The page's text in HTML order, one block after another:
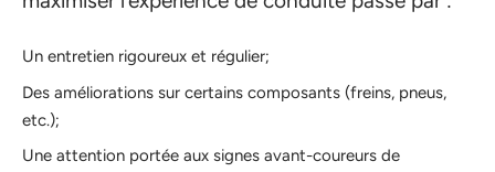
Un entretien rigoureux et régulier;
Des améliorations sur certains composants (freins, pneus,
etc.);
Une attention portée aux signes avant-coureurs de